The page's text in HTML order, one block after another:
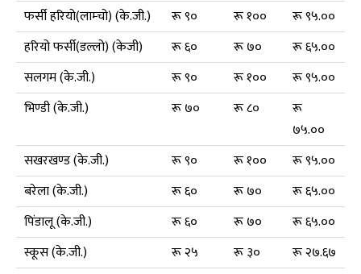
फर्सी हरियो(लाम्चो) (के.जी.)
रू ९० रू १००
रू ९५.००
हरियो फर्सी(डल्लो) (केजी)
रू ६० रू ७०
रू ६५.००
सलगम (के.जी.)
रू ९० रू १००
रू ९५.००
भिण्डी (के.जी.)
रू ७० रू ८०
रू
७५.००
सखरखण्ड (के.जी.)
रू ९० रू १००
रू ९५.००
बरेला (के.जी.)
रू ६० रू ७०
रू ६५.००
पिंडालू (के.जी.)
रू ६० रू ७०
रू ६५.००
स्कूस (के.जी.)
रू २५ रू ३०
रू २७.६७